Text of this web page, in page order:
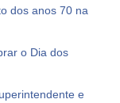
dos anos 70 na
o Dia dos
e